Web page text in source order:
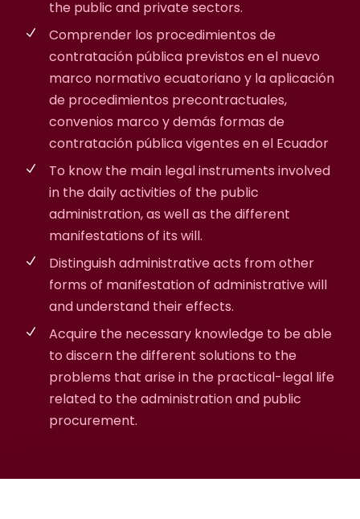
the public and private sectors.
Comprender los procedimientos de
contratación pública previstos en el nuevo
marco normativo ecuatoriano y la aplicación
de procedimientos precontractuales,
convenios marco y demás formas de
contratación pública vigentes en el Ecuador
To know the main legal instruments involved
in the daily activities of the public
administration, as well as the different
manifestations of its will.
Distinguish administrative acts from other
forms of manifestation of administrative will
and understand their effects.
Acquire the necessary knowledge to be able
to discern the different solutions to the
problems that arise in the practical-legal life
related to the administration and public
procurement.